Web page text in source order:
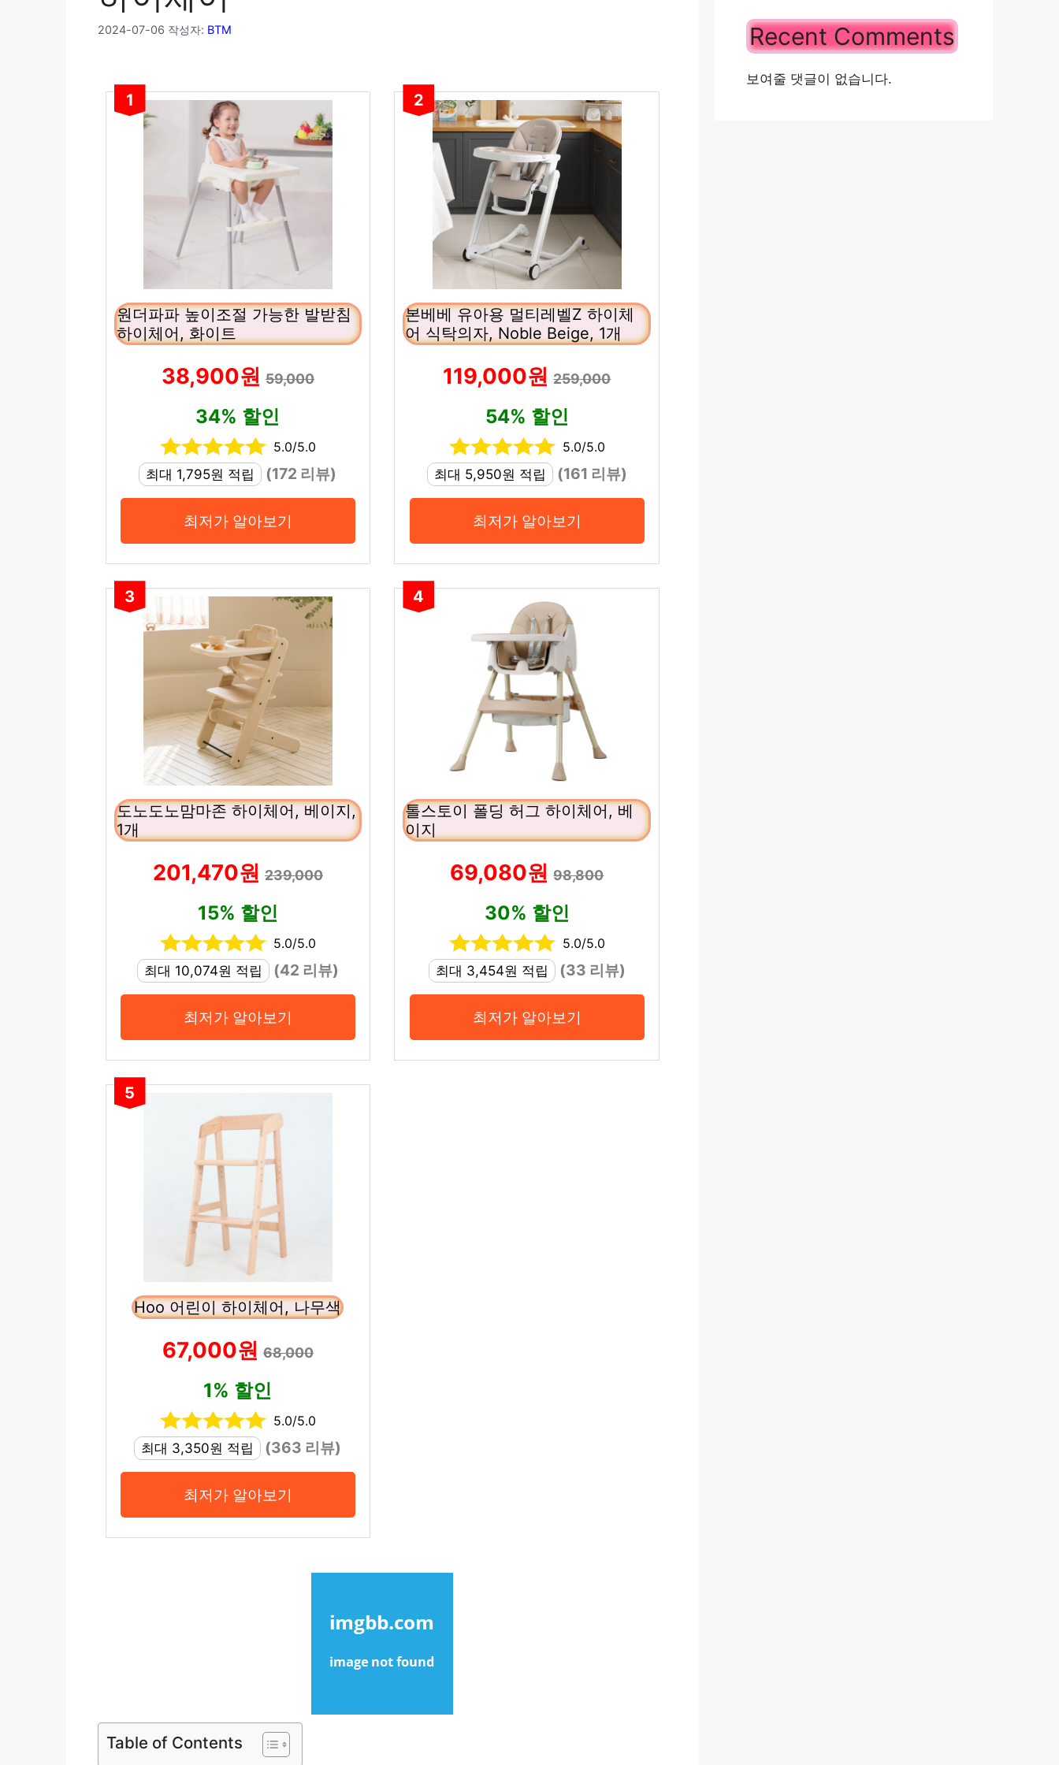
2024-07-06 작성자: BTM
1
원더파파 높이조절 가능한 발받침
하이체어, 화이트
38,900원 59,000
34% 할인
5.0/5.0
최대 1,795원 적립
(172 리뷰)
최저가 알아보기
2
본베베 유아용 멀티레벨Z 하이체
어 식탁의자, Noble Beige, 1개
119,000원259,000
54% 할인
5.0/5.0
최대 5,950원 적립
(161 리뷰)
최저가 알아보기
3
도노도노맘마존 하이체어, 베이지,
1개
201,470원 239,000
15% 할인
5.0/5.0
최대 10,074원 적립
(42 리뷰)
최저가 알아보기
4
톨스토이 폴딩 허그 하이체어, 베
이지
69,080원98,800
30% 할인
5.0/5.0
최대 3,454원 적립
(33 리뷰)
최저가 알아보기
5
Hoo 어린이 하이체어, 나무색
67,000원 68,000
1% 할인
5.0/5.0
최대 3,350원 적립
(363 리뷰)
최저가 알아보기
Table of Contents
Recent Comments
보여줄 댓글이 없습니다.